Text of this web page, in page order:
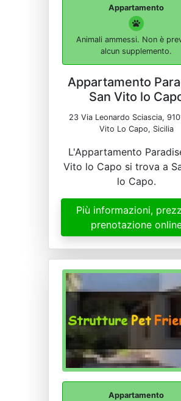
Appartamento
Animali ammessi. Non è
alcun supplemento.
Appartamento
San Vito lo
23 Via Leonardo Sciascia,
Vito Lo Capo, Sicilia
L'Appartamento
Vito lo Capo si trova a
lo Capo.
Più informazioni,
prenotazione
Appartamento